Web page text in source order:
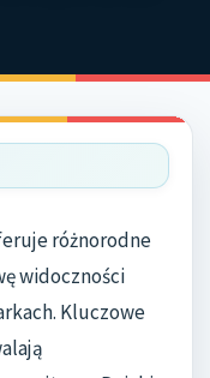
różnorodne
widoczności
Kluczowe